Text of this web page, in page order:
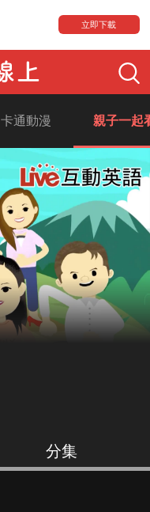
立即下載
卡通動漫 親子一起
分集